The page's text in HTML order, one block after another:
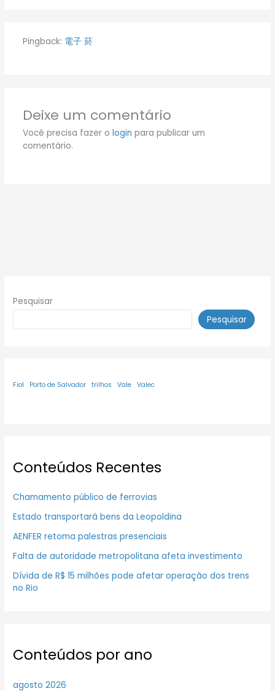
Pingback: 電子 菸
Deixe um comentário
Você precisa fazer o login para publicar um
comentário.
Pesquisar
Pesquisar
Fiol Porto de Salvador trilhos Vale Valec
Conteúdos Recentes
Chamamento público de ferrovias
Estado transportará bens da Leopoldina
AENFER retoma palestras presenciais
Falta de autoridade metropolitana afeta investimento
Dívida de R$ 15 milhões pode afetar operação dos trens
no Rio
Conteúdos por ano
agosto 2026